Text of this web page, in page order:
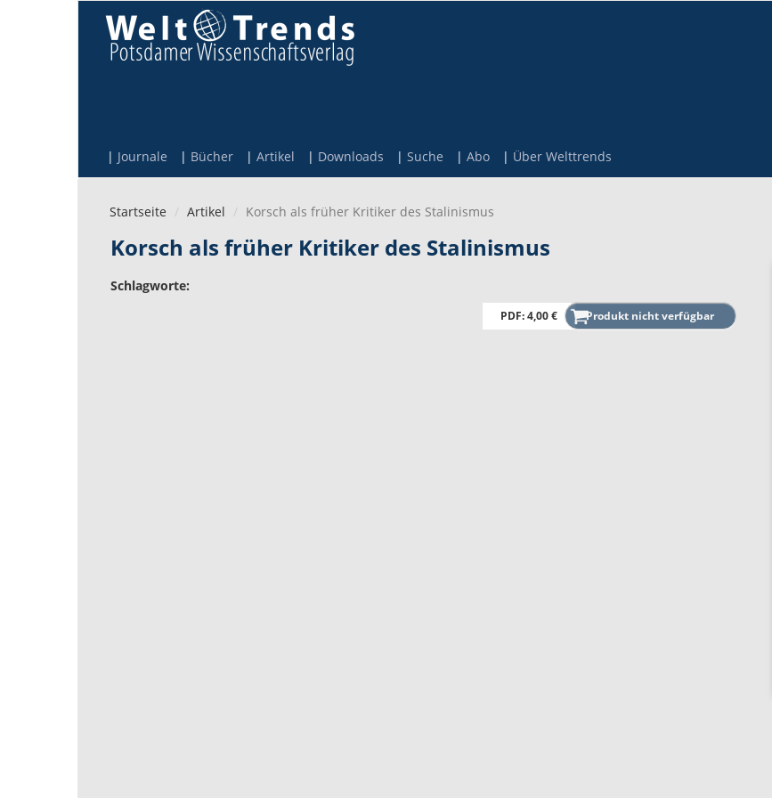
Journale Bücher Artikel Downloads Suche Abo Über Welttrends
Startseite Artikel Korsch als früher Kritiker des Stalinismus
Korsch als früher Kritiker des Stalinismus
Schlagworte:
PDF: 4,00 €